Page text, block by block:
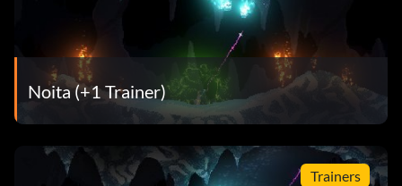
Noita (+1 Trainer)
Trainers